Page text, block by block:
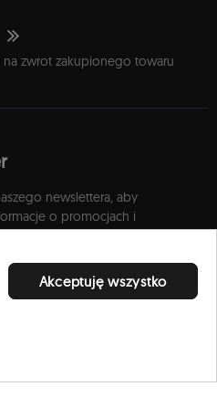
na zwrot zakupionego towaru
newslettera, aby
o promocjach i
sklepie.
Akceptuję wszystko